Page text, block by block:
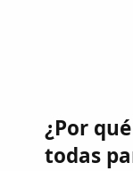
¿Por
todas